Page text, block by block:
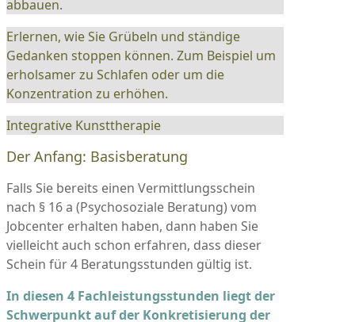
abbauen.
Erlernen, wie Sie Grübeln und ständige
Gedanken stoppen können. Zum Beispiel um
erholsamer zu Schlafen oder um die
Konzentration zu erhöhen.
Integrative Kunsttherapie
Der Anfang: Basisberatung
Falls Sie bereits einen Vermittlungsschein
nach § 16 a (Psychosoziale Beratung) vom
Jobcenter erhalten haben, dann haben Sie
vielleicht auch schon erfahren, dass dieser
Schein für 4 Beratungsstunden gültig ist.
In diesen 4 Fachleistungsstunden liegt der
Schwerpunkt auf der Konkretisierung der